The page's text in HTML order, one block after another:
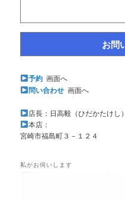
お問
予約画面へ
問い合わせ画面へ
店長：日高毅（ひだかたけし）
本店：
宮崎市福島町３－１２４
私がお伺いします